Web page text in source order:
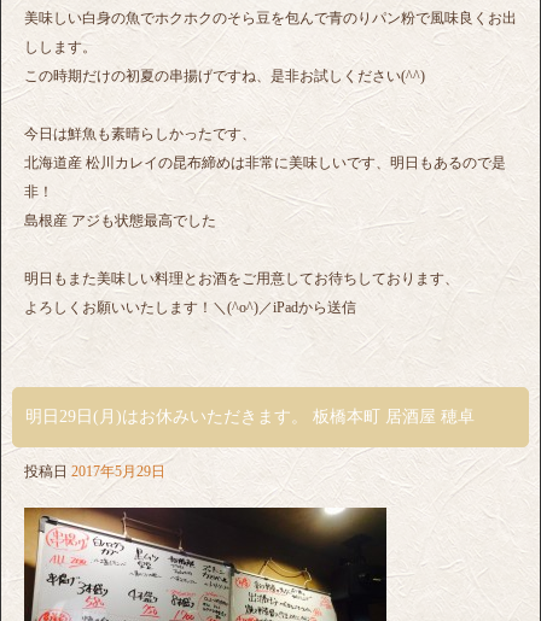
美味しい白身の魚でホクホクのそら豆を包んで青のりパン粉で風味良くお出
しします。
この時期だけの初夏の串揚げですね、是非お試しください(^^)
今日は鮮魚も素晴らしかったです、
北海道産 松川カレイの昆布締めは非常に美味しいです、明日もあるので是
非！
島根産 アジも状態最高でした
明日もまた美味しい料理とお酒をご用意してお待ちしております、
よろしくお願いいたします！＼(^o^)／iPadから送信
明日29日(月)はお休みいただきます。 板橋本町 居酒屋 穂卓
投稿日 2017年5月29日